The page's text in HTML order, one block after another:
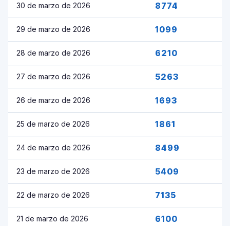
30 de marzo de 2026 8774
29 de marzo de 2026 1099
28 de marzo de 2026 6210
27 de marzo de 2026 5263
26 de marzo de 2026 1693
25 de marzo de 2026 1861
24 de marzo de 2026 8499
23 de marzo de 2026 5409
22 de marzo de 2026 7135
21 de marzo de 2026 6100